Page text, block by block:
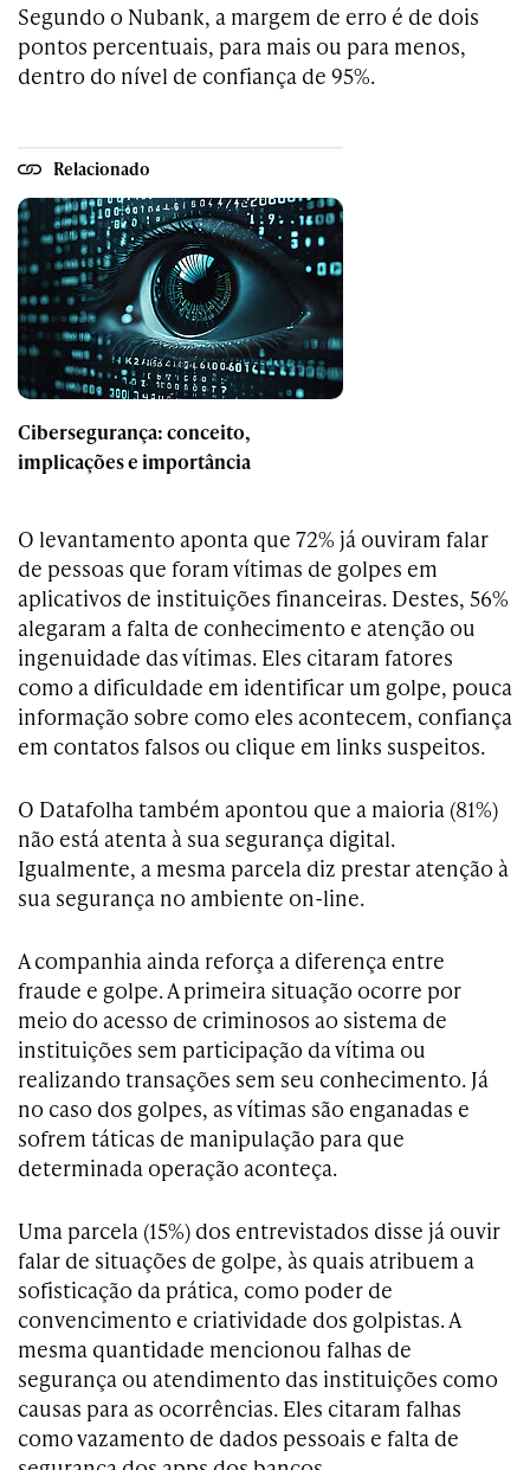
Segundo o Nubank, a margem de erro é de dois
pontos percentuais, para mais ou para menos,
dentro do nível de confiança de 95%.
Relacionado
Cibersegurança: conceito,
implicações e importância
O levantamento aponta que 72% já ouviram falar
de pessoas que foram vítimas de golpes em
aplicativos de instituições financeiras. Destes, 56%
alegaram a falta de conhecimento e atenção ou
ingenuidade das vítimas. Eles citaram fatores
como a dificuldade em identificar um golpe, pouca
informação sobre como eles acontecem, confiança
em contatos falsos ou clique em links suspeitos.
O Datafolha também apontou que a maioria (81%)
não está atenta à sua segurança digital.
Igualmente, a mesma parcela diz prestar atenção à
sua segurança no ambiente on-line.
A companhia ainda reforça a diferença entre
fraude e golpe. A primeira situação ocorre por
meio do acesso de criminosos ao sistema de
instituições sem participação da vítima ou
realizando transações sem seu conhecimento. Já
no caso dos golpes, as vítimas são enganadas e
sofrem táticas de manipulação para que
determinada operação aconteça.
Uma parcela (15%) dos entrevistados disse já ouvir
falar de situações de golpe, às quais atribuem a
sofisticação da prática, como poder de
convencimento e criatividade dos golpistas. A
mesma quantidade mencionou falhas de
segurança ou atendimento das instituições como
causas para as ocorrências. Eles citaram falhas
como vazamento de dados pessoais e falta de